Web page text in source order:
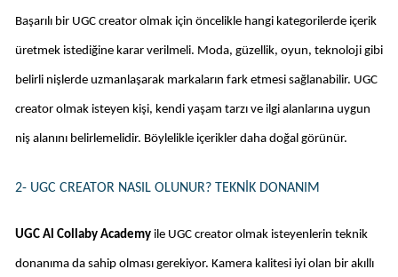
Başarılı bir UGC creator olmak için öncelikle hangi kategorilerde içerik
üretmek istediğine karar verilmeli. Moda, güzellik, oyun, teknoloji gibi
belirli nişlerde uzmanlaşarak markaların fark etmesi sağlanabilir. UGC
creator olmak isteyen kişi, kendi yaşam tarzı ve ilgi alanlarına uygun
niş alanını belirlemelidir. Böylelikle içerikler daha doğal görünür.
2- UGC CREATOR NASIL OLUNUR? TEKNIK DONANIM
UGC Al Collaby Academy ile UGC creator olmak isteyenlerin teknik
donanıma da sahip olması gerekiyor. Kamera kalitesi iyi olan bir akıllı